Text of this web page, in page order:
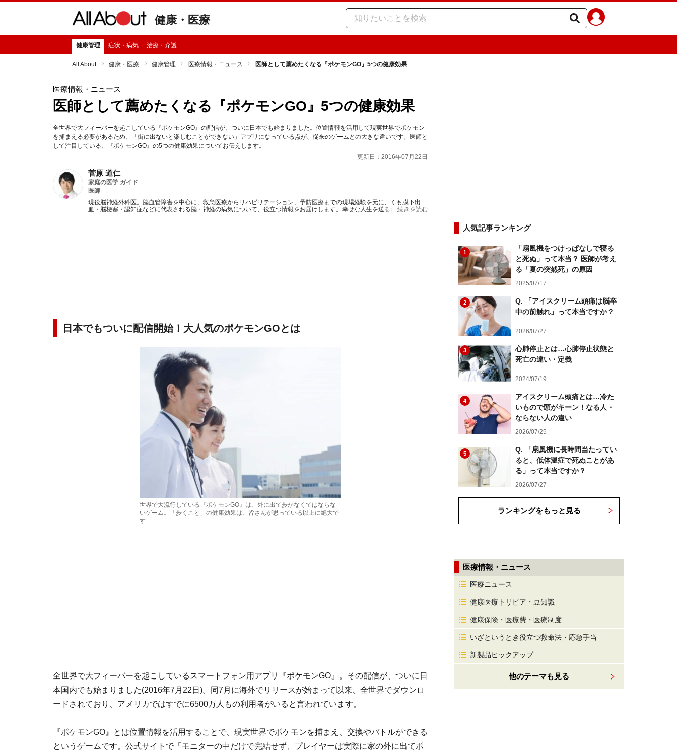
健康・医療
健康管理 症状・病気 治療・介護
All About 健康・医療 健康管理 医療情報・ニュース 医師として薦めたくなる『ポケモンGO』5つの健康効果
医療情報・ニュース
医師として薦めたくなる『ポケモンGO』5つの健康効果
全世界で大フィーバーを起こしている『ポケモンGO』の配信が、ついに日本でも始まりました。位置情報を活用して現実世界でポケモン
を捕まえる必要があるため、「街に出ないと楽しむことができない」アプリになっている点が、従来のゲームとの大きな違いです。医師と
して注目している、『ポケモンGO』の5つの健康効果についてお伝えします。
更新日：2016年07月22日
菅原 道仁
家庭の医学 ガイド
医師
現役脳神経外科医。脳血管障害を中心に、救急医療からリハビリテーション、予防医療までの現場経験を元に、くも膜下出
血・脳梗塞・認知症などに代表される脳・神経の病気について、役立つ情報をお届けします。幸せな人生を送るために、どう
ぞご利用下さい。
...続きを読む
日本でもついに配信開始！大人気のポケモンGOとは
世界で大流行している『ポケモンGO』は、外に出て歩かなくてはならな
いゲーム。「歩くこと」の健康効果は、皆さんが思っている以上に絶大で
す
全世界で大フィーバーを起こしているスマートフォン用アプリ『ポケモンGO』。その配信が、ついに日
本国内でも始まりました(2016年7月22日)。同7月に海外でリリースが始まって以来、全世界でダウンロ
ードされており、アメリカではすでに6500万人もの利用者がいると言われています。
『ポケモンGO』とは位置情報を活用することで、現実世界でポケモンを捕まえ、交換やバトルができる
というゲームです。公式サイトで「モニターの中だけで完結せず、プレイヤーは実際に家の外に出てポ
人気記事ランキング
1
「扇風機をつけっぱなしで寝る
と死ぬ」って本当？ 医師が考え
る「夏の突然死」の原因
2025/07/17
2
Q. 「アイスクリーム頭痛は脳卒
中の前触れ」って本当ですか？
2026/07/27
3
心肺停止とは…心肺停止状態と
死亡の違い・定義
2024/07/19
4
アイスクリーム頭痛とは…冷た
いもので頭がキーン！なる人・
ならない人の違い
2026/07/25
5
Q. 「扇風機に長時間当たってい
ると、低体温症で死ぬことがあ
る」って本当ですか？
2026/07/27
ランキングをもっと見る
医療情報・ニュース
医療ニュース
健康医療トリビア・豆知識
健康保険・医療費・医療制度
いざというとき役立つ救命法・応急手当
新製品ピックアップ
他のテーマも見る